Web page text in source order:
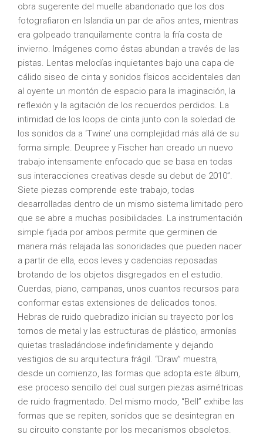
obra sugerente del muelle abandonado que los dos
fotografiaron en Islandia un par de años antes, mientras
era golpeado tranquilamente contra la fría costa de
invierno. Imágenes como éstas abundan a través de las
pistas. Lentas melodías inquietantes bajo una capa de
cálido siseo de cinta y sonidos físicos accidentales dan
al oyente un montón de espacio para la imaginación, la
reflexión y la agitación de los recuerdos perdidos. La
intimidad de los loops de cinta junto con la soledad de
los sonidos da a ‘Twine’ una complejidad más allá de su
forma simple. Deupree y Fischer han creado un nuevo
trabajo intensamente enfocado que se basa en todas
sus interacciones creativas desde su debut de 2010”.
Siete piezas comprende este trabajo, todas
desarrolladas dentro de un mismo sistema limitado pero
que se abre a muchas posibilidades. La instrumentación
simple fijada por ambos permite que germinen de
manera más relajada las sonoridades que pueden nacer
a partir de ella, ecos leves y cadencias reposadas
brotando de los objetos disgregados en el estudio.
Cuerdas, piano, campanas, unos cuantos recursos para
conformar estas extensiones de delicados tonos.
Hebras de ruido quebradizo inician su trayecto por los
tornos de metal y las estructuras de plástico, armonías
quietas trasladándose indefinidamente y dejando
vestigios de su arquitectura frágil. “Draw” muestra,
desde un comienzo, las formas que adopta este álbum,
ese proceso sencillo del cual surgen piezas asimétricas
de ruido fragmentado. Del mismo modo, “Bell” exhibe las
formas que se repiten, sonidos que se desintegran en
su circuito constante por los mecanismos obsoletos.